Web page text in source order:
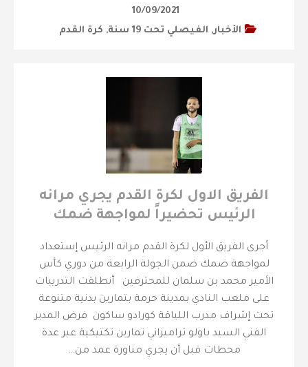
10/09/2021
الأخبار, الفيصلي‬⁩ تحت 19 سنة , كرة القدم
الفريق الاول لكرة القدم يجري مرانه
الرئيس تحضيراً لمواجهة ضمك
أجرى الفريق الأول لكرة القدم مرانه الرئيس إستعداد
لمواجهة ضمك ضمن الجولة الرابعة من دوري كأس
الأمير محمد بن سلمان للمحترفين أنطلقت التدريبات
على ملعب النادي بمدينة حرمة بتمارين بدنية متنوعة
تحت إشراف مدرب اللياقة كورادو ساكون فرض المدير
الفني السيد باولو تراميزاني تمارين تكتيكية عبر عدة
محطات قبل أن يجري مناورة عمد من…